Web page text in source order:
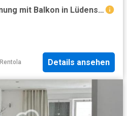
Schöne 2 Zimmer Wohnung mit Balkon in Lüdenscheid Brügge!
Rentola Details ansehen